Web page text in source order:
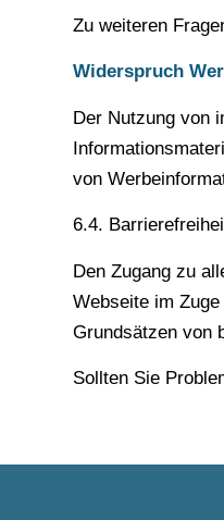
Zu weiteren
Widerspruch
Der Nutzung von
von
6.4.
Den Zugang zu
Webseite im
Grundsätzen von
Sollten Sie